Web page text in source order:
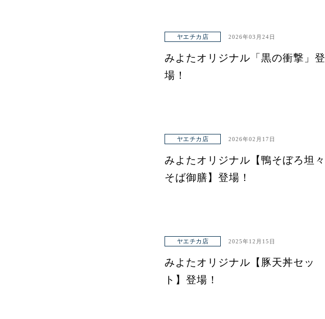
ヤエチカ店 2026年03月24日
みよたオリジナル「黒の衝撃」登
場！
ヤエチカ店 2026年02月17日
みよたオリジナル【鴨そぼろ坦々
そば御膳】登場！
ヤエチカ店 2025年12月15日
みよたオリジナル【豚天丼セッ
ト】登場！